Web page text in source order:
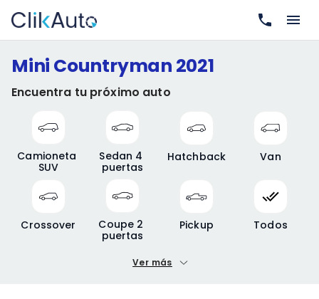
Mini Countryman 2021
Encuentra tu próximo auto
Camioneta
SUV
Sedan 4
puertas
Hatchback Van
Crossover
Coupe 2
puertas
Pickup Todos
Precio máximo
Ver más